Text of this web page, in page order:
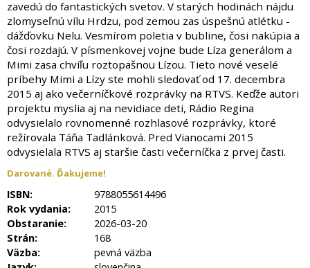
zavedú do fantastických svetov. V starých hodinách nájdu
zlomyseľnú vílu Hrdzu, pod zemou zas úspešnú atlétku -
dážďovku Nelu. Vesmírom poletia v bubline, čosi nakúpia a
čosi rozdajú. V písmenkovej vojne bude Líza generálom a
Mimi zasa chvíľu roztopašnou Lízou. Tieto nové veselé
príbehy Mimi a Lízy ste mohli sledovať od 17. decembra
2015 aj ako večerníčkové rozprávky na RTVS. Keďže autori
projektu myslia aj na nevidiace deti, Rádio Regina
odvysielalo rovnomenné rozhlasové rozprávky, ktoré
režírovala Táňa Tadlánková. Pred Vianocami 2015
odvysielala RTVS aj staršie časti večerníčka z prvej časti.
Darované. Ďakujeme!
ISBN:
9788055614496
Rok vydania:
2015
Obstaranie:
2026-03-20
Strán:
168
Väzba:
pevná väzba